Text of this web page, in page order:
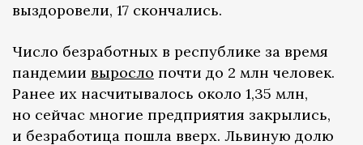
выздоровели, 17 скончались.
Число безработных в республике за время
пандемии выросло почти до 2 млн человек.
Ранее их насчитывалось около 1,35 млн,
но сейчас многие предприятия закрылись,
и безработица пошла вверх. Львиную долю